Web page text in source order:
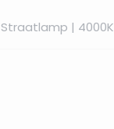
Straatlamp | 4000K